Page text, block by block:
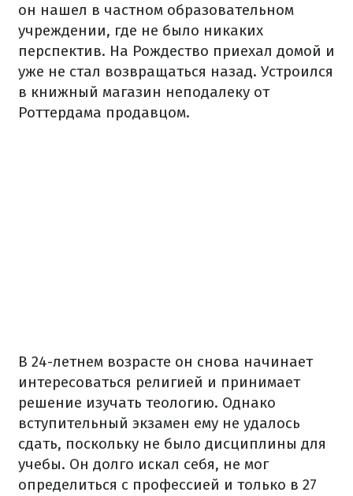
он нашел в частном образовательном
учреждении, где не было никаких
перспектив. На Рождество приехал домой и
уже не стал возвращаться назад. Устроился
в книжный магазин неподалеку от
Роттердама продавцом.
В 24-летнем возрасте он снова начинает
интересоваться религией и принимает
решение изучать теологию. Однако
вступительный экзамен ему не удалось
сдать, поскольку не было дисциплины для
учебы. Он долго искал себя, не мог
определиться с профессией и только в 27